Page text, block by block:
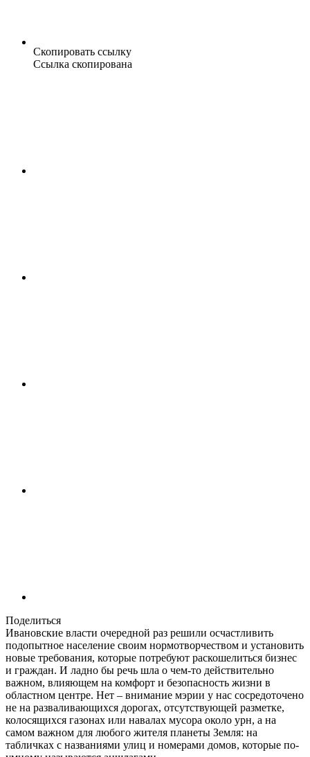
Скопировать ссылку
Ссылка скопирована
Поделиться
Ивановские власти очередной раз решили осчастливить
подопытное население своим нормотворчеством и установить
новые требования, которые потребуют раскошелиться бизнес
и граждан. И ладно бы речь шла о чем-то действительно
важном, влияющем на комфорт и безопасность жизни в
областном центре. Нет – внимание мэрии у нас сосредоточено
не на разваливающихся дорогах, отсутствующей разметке,
колосящихся газонах или навалах мусора около урн, а на
самом важном для любого жителя планеты Земля: на
табличках с названиями улиц и номерами домов, которые по-